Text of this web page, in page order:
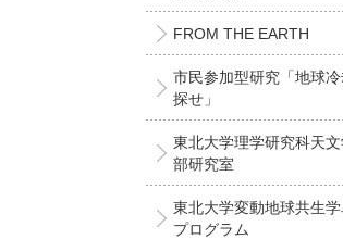
FROM THE EARTH
市民参加型研究「地球
探せ」
東北大学理学研究科天
部研究室
東北大学変動地球共生
プログラム